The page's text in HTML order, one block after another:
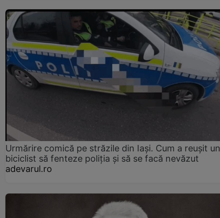
Urmărire comică pe străzile din Iași. Cum a reușit un
biciclist să fenteze poliția și să se facă nevăzut
adevarul.ro